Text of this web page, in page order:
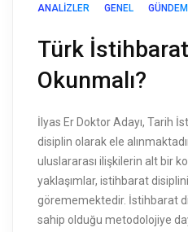
ANALIZLER GENEL GÜNDEM
Türk İstihbarat
Okunmalı?
İlyas Er Doktor Adayı, Tarih
disiplin olarak ele
uluslararası ilişkilerin alt bir
yaklaşımlar, istihbarat
görememektedir. İstihbarat
sahip olduğu metodolojiye